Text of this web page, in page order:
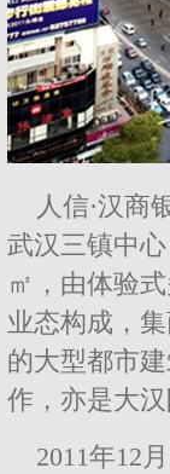
人信·汉商
武汉三镇中
㎡，由体验
业态构成，
的大型都市
作，亦是大
2011年12